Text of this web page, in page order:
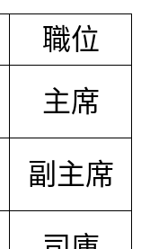
職位
主席
副主席